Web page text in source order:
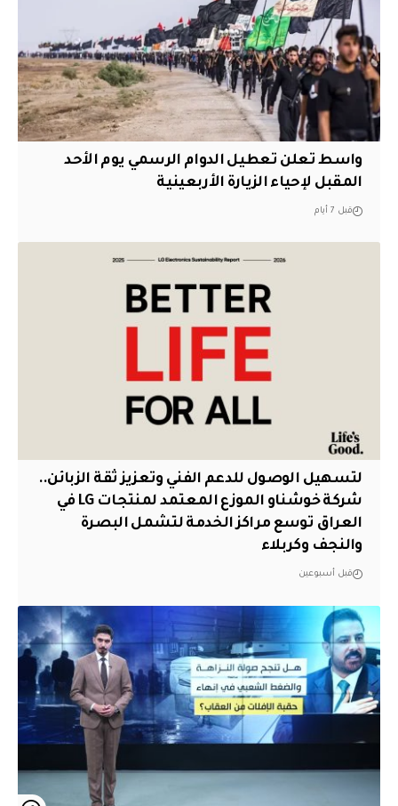
واسط تعلن تعطيل الدوام الرسمي يوم الأحد
المقبل لإحياء الزيارة الأربعينية
قبل 7 أيام
لتسهيل الوصول للدعم الفني وتعزيز ثقة الزبائن..
شركة خوشناو الموزع المعتمد لمنتجات LG في
العراق توسع مراكز الخدمة لتشمل البصرة
والنجف وكربلاء
قبل أسبوعين